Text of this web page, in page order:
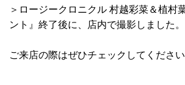
＞ロージークロニクル 村越彩菜＆植村
ント』終了後に、店内で撮影しました。
ご来店の際はぜひチェックしてください